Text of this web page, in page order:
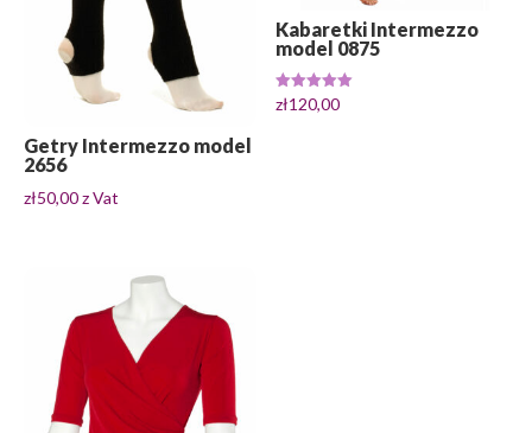
Getry Intermezzo model
2656
zł50,00z Vat
Kabaretki Intermezzo
model 0875
Oceniono
5.00
zł120,00